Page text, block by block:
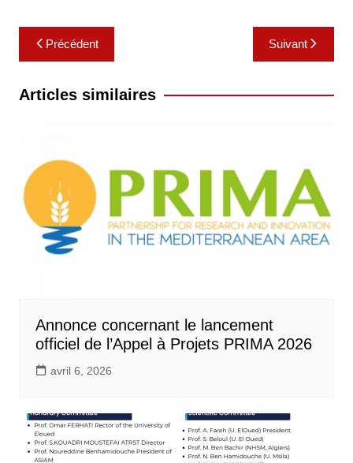
Navigation
de
l’article
Précédent Suivant
Articles similaires
Annonce concernant le lancement
officiel de l’Appel à Projets PRIMA 2026
avril 6, 2026